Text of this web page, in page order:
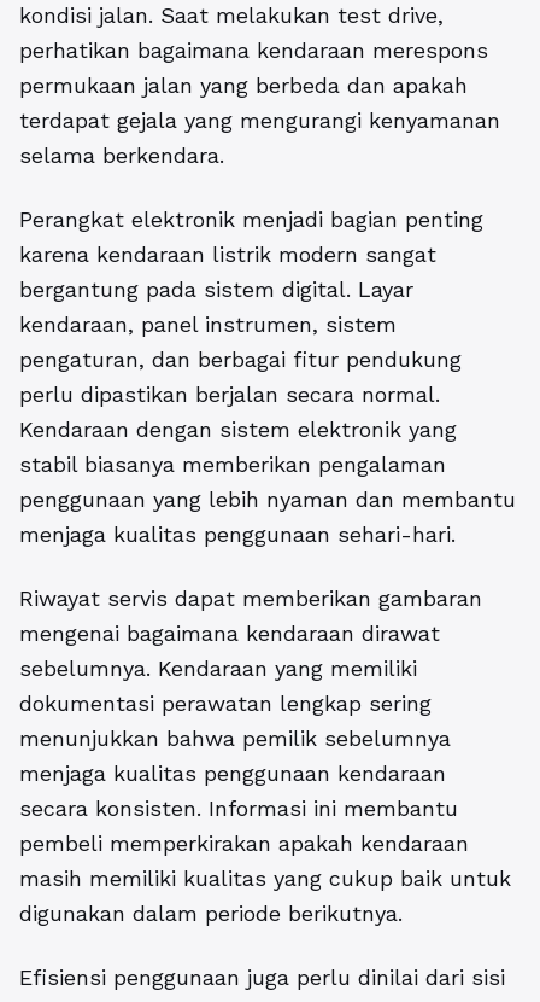
kondisi jalan. Saat melakukan test drive,
perhatikan bagaimana kendaraan merespons
permukaan jalan yang berbeda dan apakah
terdapat gejala yang mengurangi kenyamanan
selama berkendara.
Perangkat elektronik menjadi bagian penting
karena kendaraan listrik modern sangat
bergantung pada sistem digital. Layar
kendaraan, panel instrumen, sistem
pengaturan, dan berbagai fitur pendukung
perlu dipastikan berjalan secara normal.
Kendaraan dengan sistem elektronik yang
stabil biasanya memberikan pengalaman
penggunaan yang lebih nyaman dan membantu
menjaga kualitas penggunaan sehari-hari.
Riwayat servis dapat memberikan gambaran
mengenai bagaimana kendaraan dirawat
sebelumnya. Kendaraan yang memiliki
dokumentasi perawatan lengkap sering
menunjukkan bahwa pemilik sebelumnya
menjaga kualitas penggunaan kendaraan
secara konsisten. Informasi ini membantu
pembeli memperkirakan apakah kendaraan
masih memiliki kualitas yang cukup baik untuk
digunakan dalam periode berikutnya.
Efisiensi penggunaan juga perlu dinilai dari sisi